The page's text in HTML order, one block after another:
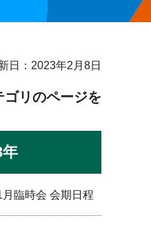
日：2023年2月8日
ゴリのページを
臨時会 会期日程